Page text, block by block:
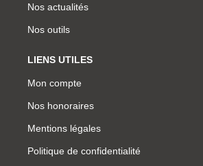
Nos actualités
Nos outils
LIENS UTILES
Mon compte
Nos honoraires
Mentions légales
Politique de confidentialité